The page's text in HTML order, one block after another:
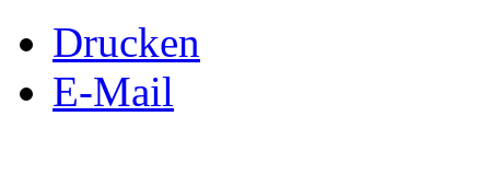
Drucken
E-Mail